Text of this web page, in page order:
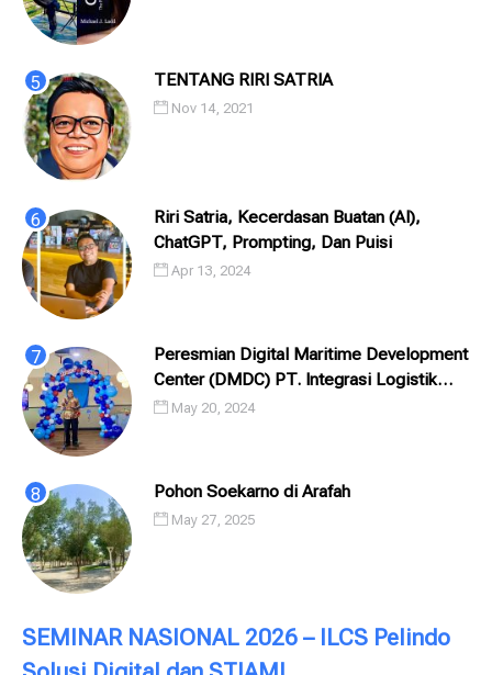
TENTANG RIRI SATRIA
Nov 14, 2021
Riri Satria, Kecerdasan Buatan (AI),
ChatGPT, Prompting, Dan Puisi
Apr 13, 2024
Peresmian Digital Maritime Development
Center (DMDC) PT. Integrasi Logistik
Cipta Solusi (ILCS) / Pelindo Solusi
May 20, 2024
Pohon Soekarno di Arafah
May 27, 2025
SEMINAR NASIONAL 2026 – ILCS Pelindo